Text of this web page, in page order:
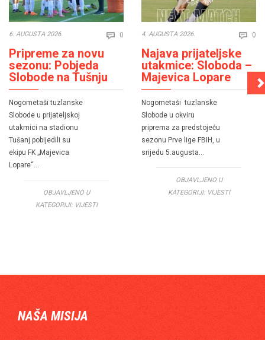
6. AUGUSTA 2026.  0 Comments
Pripreme za novu
sezonu: Pobjeda
Slobode na Tušnju
Nogometaši tuzlanske
Slobode u prijateljskoj
utakmici na stadionu
Tušanj pobijedili su
ekipu FK „Majevica
Lopare“…
OBJAVLJENO U
KATEGORIJI: VIJESTI
4. AUGUSTA 2026.  0
Najava prijateljske
utakmice: Sloboda –
Majevica Lopare
Nogometaši tuzlanske
Slobode u okviru
priprema za predstojeću
sezonu Prve lige FBIH, u
srijedu 5.augusta…
OBJAVLJENO U
KATEGORIJI: VIJESTI
NAŠA MISIJA